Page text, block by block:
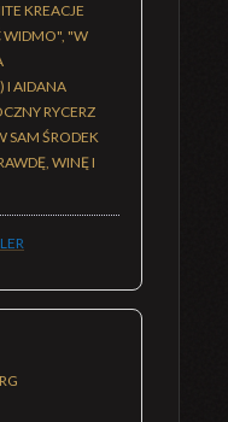
KREACJE
WIDMO", "W
I AIDANA
RYCERZ
SAM ŚRODEK
WINĘ I